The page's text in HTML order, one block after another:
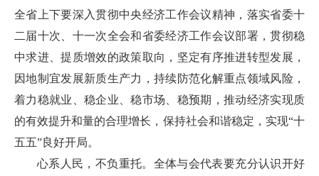
全省上下要深入贯彻中央经济工作会议精神，落实省委十
二届十次、十一次全会和省委经济工作会议部署，贯彻稳
中求进、提质增效的政策取向，坚定有序推进转型发展，
因地制宜发展新质生产力，持续防范化解重点领域风险，
着力稳就业、稳企业、稳市场、稳预期，推动经济实现质
的有效提升和量的合理增长，保持社会和谐稳定，实现“十
五五”良好开局。
心系人民，不负重托。全体与会代表要充分认识开好